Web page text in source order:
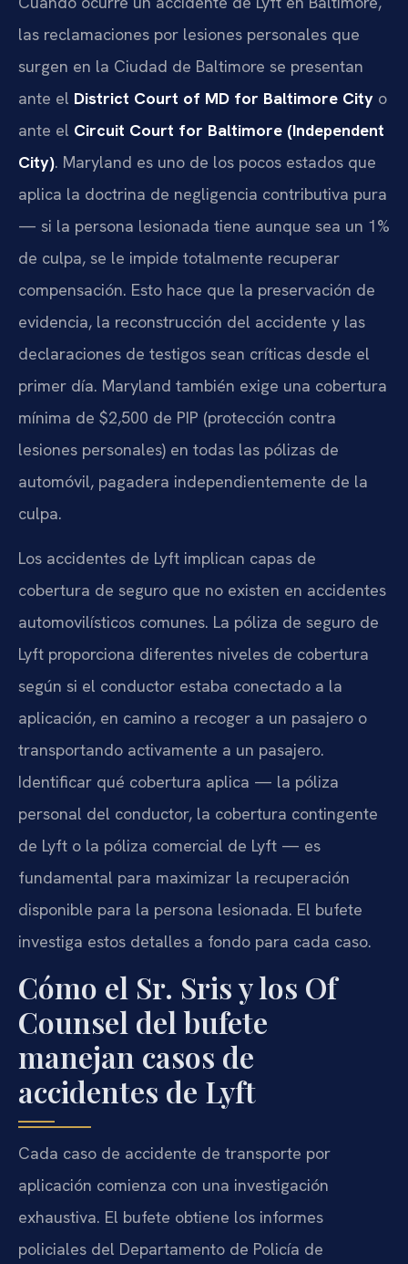
las reclamaciones por lesiones personales que
surgen en la Ciudad de Baltimore se presentan
ante el District Court of MD for Baltimore City o
ante el Circuit Court for Baltimore (Independent
City). Maryland es uno de los pocos estados que
aplica la doctrina de negligencia contributiva pura
— si la persona lesionada tiene aunque sea un 1%
de culpa, se le impide totalmente recuperar
compensación. Esto hace que la preservación de
evidencia, la reconstrucción del accidente y las
declaraciones de testigos sean críticas desde el
primer día. Maryland también exige una cobertura
mínima de $2,500 de PIP (protección contra
lesiones personales) en todas las pólizas de
automóvil, pagadera independientemente de la
culpa.
Los accidentes de Lyft implican capas de
cobertura de seguro que no existen en accidentes
automovilísticos comunes. La póliza de seguro de
Lyft proporciona diferentes niveles de cobertura
según si el conductor estaba conectado a la
aplicación, en camino a recoger a un pasajero o
transportando activamente a un pasajero.
Identificar qué cobertura aplica — la póliza
personal del conductor, la cobertura contingente
de Lyft o la póliza comercial de Lyft — es
fundamental para maximizar la recuperación
disponible para la persona lesionada. El bufete
investiga estos detalles a fondo para cada caso.
Cómo el Sr. Sris y los Of
Counsel del bufete
manejan casos de
accidentes de Lyft
Cada caso de accidente de transporte por
aplicación comienza con una investigación
exhaustiva. El bufete obtiene los informes
policiales del Departamento de Policía de